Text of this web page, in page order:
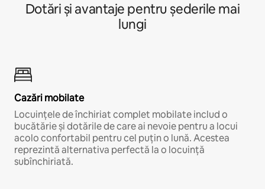
Dotări și avantaje pentru șederile mai
lungi
Cazări mobilate
Locuințele de închiriat complet mobilate includ o
bucătărie și dotările de care ai nevoie pentru a locui
acolo confortabil pentru cel puțin o lună. Acestea
reprezintă alternativa perfectă la o locuință
subînchiriată.